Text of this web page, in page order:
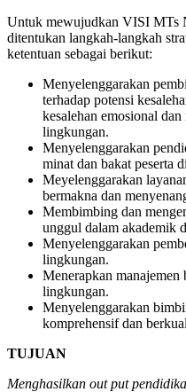
Untuk mewujudkan VISI MTs
ditentukan langkah-langkah
ketentuan sebagai berikut:
Menyelenggarakan
terhadap potensi
kesalehan emosional
lingkungan.
Menyelenggarakan
minat dan bakat peserta
Meyelenggarakan
bermakna dan
Membimbing dan
unggul dalam akademik
Menyelenggarakan
lingkungan.
Menerapkan manajemen
lingkungan.
Menyelenggarakan
komprehensif dan
TUJUAN
Menghasilkan out put